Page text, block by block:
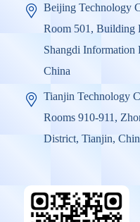
Beijing Technology
Room 501,
Shangdi
China
Tianjin Technology
Rooms 910-911,
District, Tianjin,